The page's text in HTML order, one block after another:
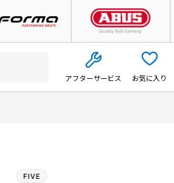
アフターサービス お気に入り